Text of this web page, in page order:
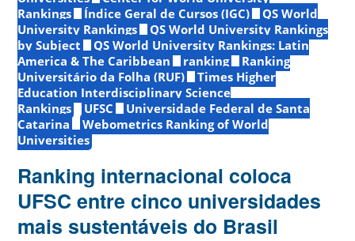
Rankings
Índice Geral de Cursos (IGC)
QS World
University Rankings
QS World University Rankings
by Subject
QS World University Rankings: Latin
America & The Caribbean
ranking
Ranking
Universitário da Folha (RUF)
Times Higher
Education Interdisciplinary Science
Rankings
UFSC
Universidade Federal de Santa
Catarina
Webometrics Ranking of World
Universities
Ranking internacional coloca
UFSC entre cinco universidades
mais sustentáveis do Brasil